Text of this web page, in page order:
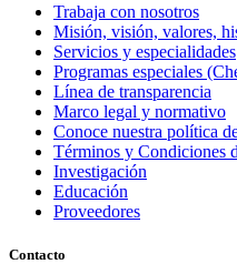
Trabaja con nosotros
Misión, visión, valores,
Servicios y especialidades
Programas especiales
Línea de transparencia
Marco legal y normativo
Conoce nuestra política
Términos y Condiciones
Investigación
Educación
Proveedores
Contacto